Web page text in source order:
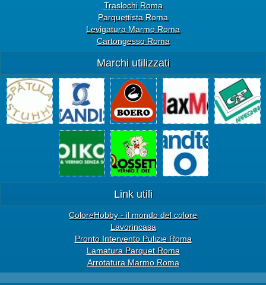
Traslochi Roma
Parquettista Roma
Levigatura Marmo Roma
Cartongesso Roma
Marchi utilizzati
Link utili
ColoreHobby - il mondo del colore
Lavorincasa
Pronto Intervento Pulizie Roma
Lamatura Parquet Roma
Arrotatura Marmo Roma